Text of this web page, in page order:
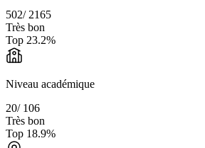
502/ 2165
Très bon
Top 23.2%
Niveau académique
20/ 106
Très bon
Top 18.9%